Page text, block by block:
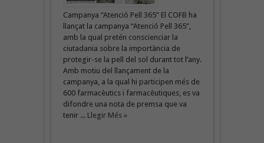
Campanya “Atenció Pell 365” El COFB ha
llançat la campanya “Atenció Pell 365”,
amb la qual pretén conscienciar la
ciutadania sobre la importància de
protegir-se la pell del sol durant tot l’any.
Amb motiu del llançament de la
campanya, a la qual hi participen més de
600 farmacèutics i farmacèutiques, es va
difondre una nota de premsa que va
tenir ... Llegir Més »